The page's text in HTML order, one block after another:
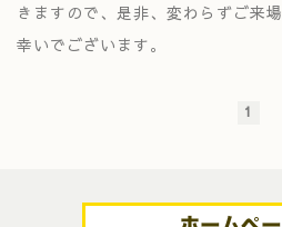
きますので、是非、変わらずご来
幸いでございます。
1